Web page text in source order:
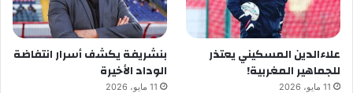
علاءالدين المسكيني يعتذر
للجماهير المغربية!
11 مايو، 2026
بنشريفة يكشف أسرار انتفاضة
الوداد الأخيرة
11 مايو، 2026